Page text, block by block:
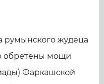
румынского жудеца
обретены мощи
Фаркашской